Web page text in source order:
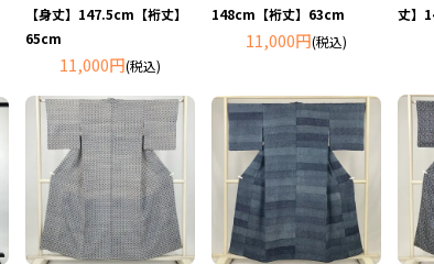
【身丈】147.5cm【裄丈】
65cm
11,000円(税込)
148cm【裄丈】63cm
11,000円(税込)
丈】